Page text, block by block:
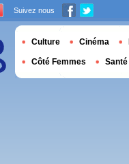
Suivez nous
Culture Cinéma
Côté Femmes Santé